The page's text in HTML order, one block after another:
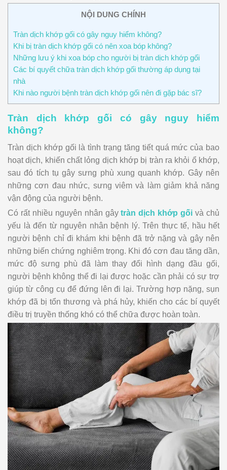
NỘI DUNG CHÍNH
Tràn dịch khớp gối có gây nguy hiểm không?
Khi bị tràn dịch khớp gối có nên xoa bóp không?
Những lưu ý khi xoa bóp cho người bị tràn dịch khớp gối
Các bí quyết chữa tràn dịch khớp gối thường áp dụng tại
nhà
Khi nào người bệnh tràn dịch khớp gối nên đi gặp bác sĩ?
Tràn dịch khớp gối có gây nguy hiểm
không?
Tràn dịch khớp gối là tình trạng tăng tiết quá mức của bao
hoạt dịch, khiến chất lỏng dịch khớp bị tràn ra khỏi ổ khớp,
sau đó tích tụ gây sưng phù xung quanh khớp. Gây nên
những cơn đau nhức, sưng viêm và làm giảm khả năng
vận động của người bệnh.
Có rất nhiều nguyên nhân gâytràn dịch khớp gối và chủ
yếu là đến từ nguyên nhân bệnh lý. Trên thực tế, hầu hết
người bệnh chỉ đi khám khi bệnh đã trở nặng và gây nên
những biến chứng nghiêm trọng. Khi đó cơn đau tăng dần,
mức độ sưng phù đã làm thay đổi hình dạng đầu gối,
người bệnh không thể đi lại được hoặc cần phải có sự trợ
giúp từ công cụ để đứng lên đi lại. Trường hợp nặng, sụn
khớp đã bị tổn thương và phá hủy, khiến cho các bí quyết
điều trị truyền thống khó có thể chữa được hoàn toàn.